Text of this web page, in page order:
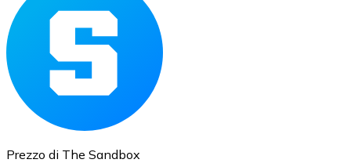
Ethereum
ETH
Prezzo di The Sandbox